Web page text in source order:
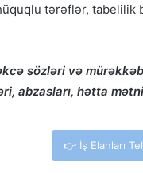
tərəflər,
sözləri və
abzasları, hətta
👉 İş Elanları